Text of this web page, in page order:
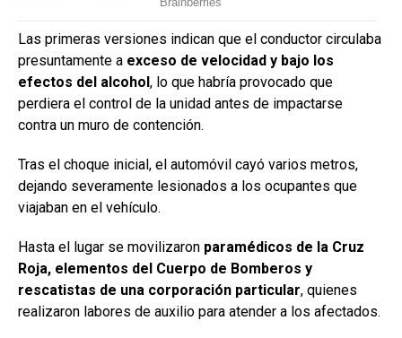
Las primeras versiones indican que el conductor circulaba
presuntamente a exceso de velocidad y bajo los
efectos del alcohol, lo que habría provocado que
perdiera el control de la unidad antes de impactarse
contra un muro de contención.
Tras el choque inicial, el automóvil cayó varios metros,
dejando severamente lesionados a los ocupantes que
viajaban en el vehículo.
Hasta el lugar se movilizaron paramédicos de la Cruz
Roja, elementos del Cuerpo de Bomberos y
rescatistas de una corporación particular, quienes
realizaron labores de auxilio para atender a los afectados.